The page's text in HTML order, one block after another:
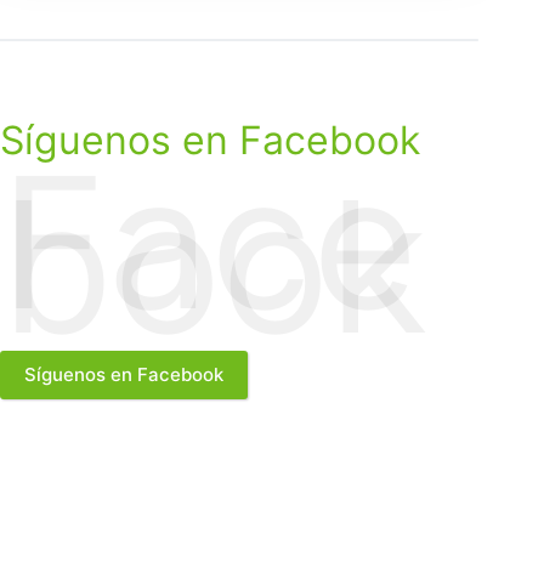
Síguenos en Facebook
Face
book
Síguenos en Facebook